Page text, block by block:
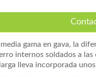
gama en gava, la
internos soldados a
lleva incorporada